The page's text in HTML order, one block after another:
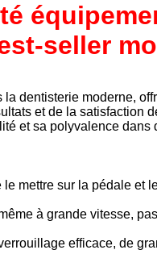
seller
dentisterie moderne,
et de la satisfaction
et sa polyvalence dans
mettre sur la pédale et
à grande vitesse,
efficace, de